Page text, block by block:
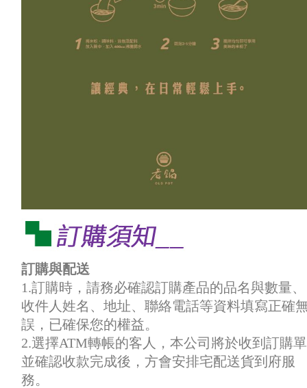
訂購與配送
1.訂購時，請務必確認訂購產品的品名與數量、
收件人姓名、地址、聯絡電話等資料填寫正確
誤，已確保您的權益。
2.選擇ATM轉帳的客人，本公司將於收到訂購單
並確認收款完成後，方會安排宅配送貨到府服
務。